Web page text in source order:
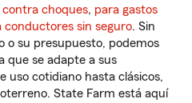
contra choques, para gastos
sin seguro. Sin
o su presupuesto, podemos
que se adapte a sus
uso cotidiano hasta clásicos,
State Farm está aquí